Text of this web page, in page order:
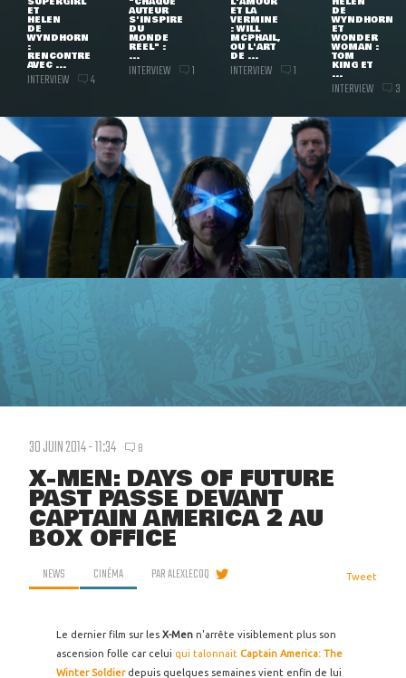
ET
HELEN
DE
WYNDHORN
:
RENCONTRE
AVEC ...
INTERVIEW 4
AUTEUR
S'INSPIRE
DU
MONDE
RÉEL" :
...
INTERVIEW 1
ET LA
VERMINE
: WILL
MCPHAIL,
OU L'ART
DE ...
INTERVIEW 1
DE
WYNDHORN
ET
WONDER
WOMAN :
TOM
KING ET
...
INTERVIEW 3
30 JUIN 2014 - 11:34 8
X-MEN: DAYS OF FUTURE
PAST PASSE DEVANT
CAPTAIN AMERICA 2 AU
BOX OFFICE
NEWS CINÉMA PARALEXLECOQ Tweet
Le dernier film sur les X-Men n'arrête visiblement plus son
ascension folle car celui qui talonnait Captain America: The
Winter Soldier depuis quelques semaines vient enfin de lui